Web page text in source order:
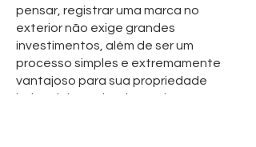
pensar, registrar uma marca no
exterior não exige grandes
investimentos, além de ser um
processo simples e extremamente
vantajoso para sua propriedade
industrial e/ou intelectual.